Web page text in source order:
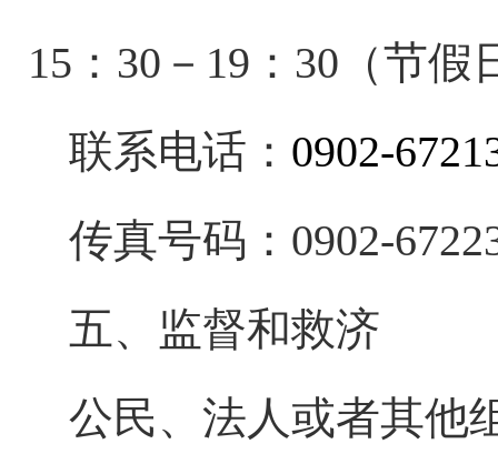
15：30－19：30（节
联系电话： 0902-
传真号码： 0902-
五、监督和救济
公民、法人或者其他